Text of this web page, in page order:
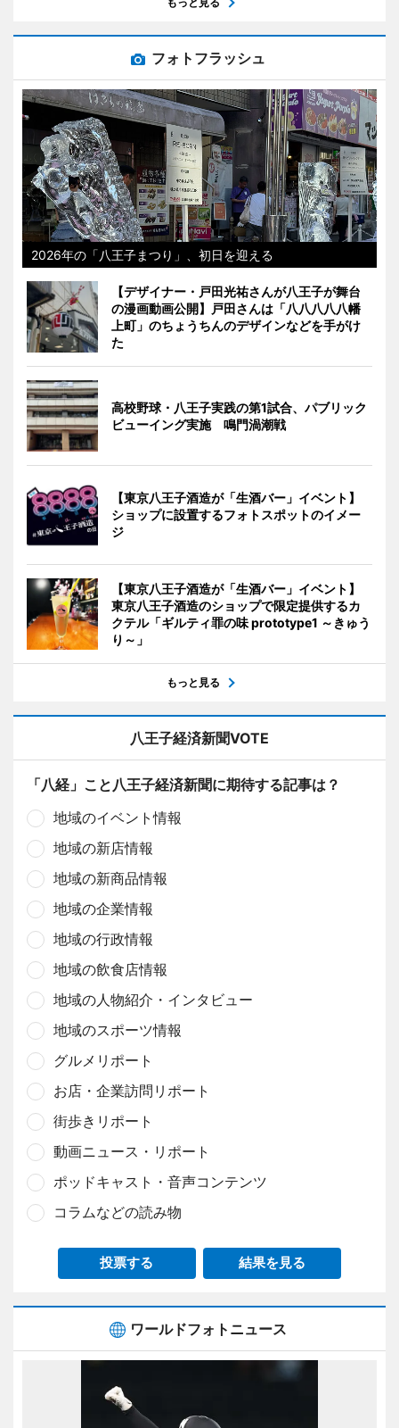
フォトフラッシュ
2026年の「八王子まつり」、初日を迎える
【デザイナー・戸田光祐さんが八王子が舞台
の漫画動画公開】戸田さんは「八八八八八幡
上町」のちょうちんのデザインなどを手がけ
た
高校野球・八王子実践の第1試合、パブリック
ビューイング実施 鳴門渦潮戦
【東京八王子酒造が「生酒バー」イベント】
ショップに設置するフォトスポットのイメー
ジ
【東京八王子酒造が「生酒バー」イベント】
東京八王子酒造のショップで限定提供するカ
クテル「ギルティ罪の味 prototype1 ～きゅう
り～」
もっと見る
八王子経済新聞VOTE
「八経」こと八王子経済新聞に期待する記事は？
地域のイベント情報
地域の新店情報
地域の新商品情報
地域の企業情報
地域の行政情報
地域の飲食店情報
地域の人物紹介・インタビュー
地域のスポーツ情報
グルメリポート
お店・企業訪問リポート
街歩きリポート
動画ニュース・リポート
ポッドキャスト・音声コンテンツ
コラムなどの読み物
投票する 結果を見る
ワールドフォトニュース